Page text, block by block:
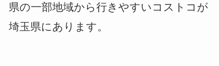
県の一部地域から行きやすいコストコが
埼玉県にあります。